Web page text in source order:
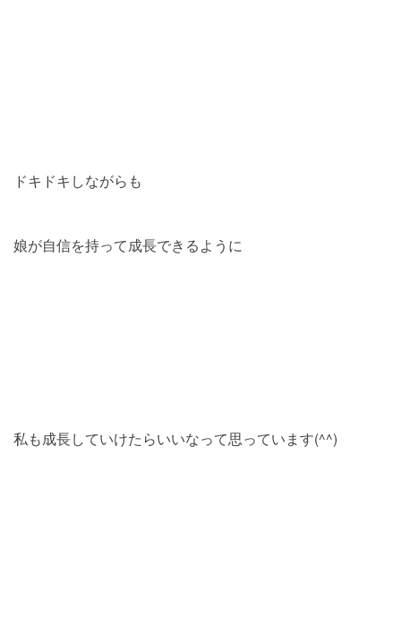
ドキドキしながらも
娘が自信を持って成長できるように
私も成長していけたらいいなって思っています(^^)